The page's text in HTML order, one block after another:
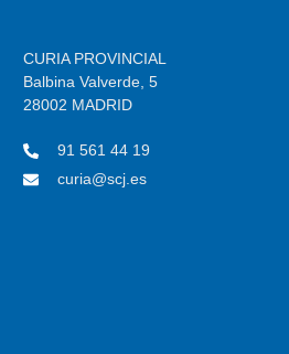
CURIA PROVINCIAL
Balbina Valverde, 5
28002 MADRID
91 561 44 19
curia@scj.es